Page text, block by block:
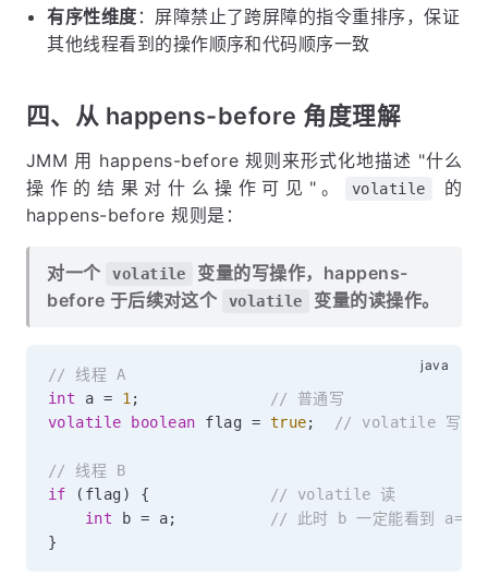
有序性维度 ：屏障禁止了跨屏障的指令重排序，保证
其他线程看到的操作顺序和代码顺序一致
四、从 happens-before 角度理解
JMM 用 happens-before 规则来形式化地描述 "什么
操作的结果对什么操作可见"。
volatile
的
happens-before 规则是：
对一个 volatile
变量的写操作，happens-
before 于后续对这个
volatile 变量的读操作。
// 线程 A
int a = 1;
// 普通写
volatile
boolean flag = true; // volatile 写
// 线程 B
if
( flag) {
// volatile 读
int b = a;
// 此时 b 一定能看到 a=1
}